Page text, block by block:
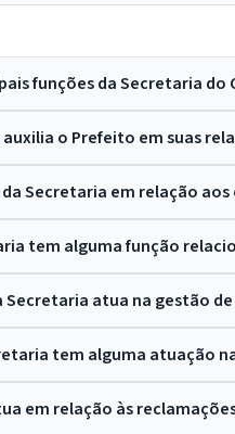
funções da Secretaria
o Prefeito em suas
Secretaria em relação
tem alguma função
Secretaria atua na gestão
tem alguma atuação
em relação às